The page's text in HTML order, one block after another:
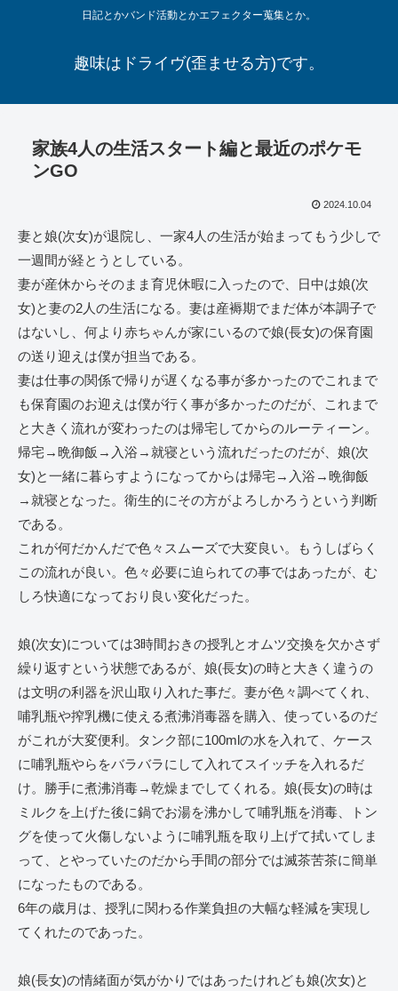
日記とかバンド活動とかエフェクター蒐集とか。
趣味はドライヴ(歪ませる方)です。
家族4人の生活スタート編と最近のポケモ
ンGO
2024.10.04
妻と娘(次女)が退院し、一家4人の生活が始まってもう少しで
一週間が経とうとしている。
妻が産休からそのまま育児休暇に入ったので、日中は娘(次
女)と妻の2人の生活になる。妻は産褥期でまだ体が本調子で
はないし、何より赤ちゃんが家にいるので娘(長女)の保育園
の送り迎えは僕が担当である。
妻は仕事の関係で帰りが遅くなる事が多かったのでこれまで
も保育園のお迎えは僕が行く事が多かったのだが、これまで
と大きく流れが変わったのは帰宅してからのルーティーン。
帰宅→晩御飯→入浴→就寝という流れだったのだが、娘(次
女)と一緒に暮らすようになってからは帰宅→入浴→晩御飯
→就寝となった。衛生的にその方がよろしかろうという判断
である。
これが何だかんだで色々スムーズで大変良い。もうしばらく
この流れが良い。色々必要に迫られての事ではあったが、む
しろ快適になっており良い変化だった。
娘(次女)については3時間おきの授乳とオムツ交換を欠かさず
繰り返すという状態であるが、娘(長女)の時と大きく違うの
は文明の利器を沢山取り入れた事だ。妻が色々調べてくれ、
哺乳瓶や搾乳機に使える煮沸消毒器を購入、使っているのだ
がこれが大変便利。タンク部に100mlの水を入れて、ケース
に哺乳瓶やらをバラバラにして入れてスイッチを入れるだ
け。勝手に煮沸消毒→乾燥までしてくれる。娘(長女)の時は
ミルクを上げた後に鍋でお湯を沸かして哺乳瓶を消毒、トン
グを使って火傷しないように哺乳瓶を取り上げて拭いてしま
って、とやっていたのだから手間の部分では滅茶苦茶に簡単
になったものである。
6年の歳月は、授乳に関わる作業負担の大幅な軽減を実現し
てくれたのであった。
娘(長女)の情緒面が気がかりではあったけれども娘(次女)と